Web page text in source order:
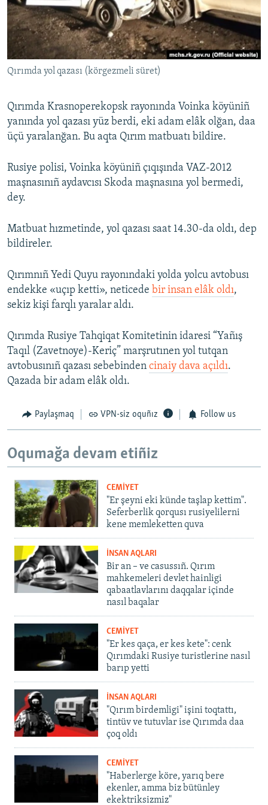
Русский
Українською
QOŞULIÑIZ!
RFE/RS bütün saytları
Qırımda yol qazası (körgezmeli süret)
Qırımda Krasnoperekopsk rayonında Voinka köyüniñ
yanında yol qazası yüz berdi, eki adam elâk olğan, daa
üçü yaralanğan. Bu aqta Qırım matbuatı bildire.
Rusiye polisi, Voinka köyüniñ çıqışında VAZ-2012
maşnasınıñ aydavcısı Skoda maşnasına yol bermedi,
dey.
Matbuat hızmetinde, yol qazası saat 14.30-da oldı, dep
bildireler.
Qırımnıñ Yedi Quyu rayonındaki yolda yolcu avtobusı
endekke «uçıp ketti», neticede bir insan elâk oldı,
sekiz kişi farqlı yaralar aldı.
Qırımda Rusiye Tahqiqat Komitetinin idaresi “Yañış
Taqıl (Zavetnoye)-Keriç” marşrutınen yol tutqan
avtobusınıñ qazası sebebinden cinaiy dava açıldı.
Qazada bir adam elâk oldı.
Paylaşmaq VPN-siz oquñız Follow us
Oqumağa devam etiñiz
CEMİYET
"Er şeyni eki künde taşlap kettim".
Seferberlik qorqusı rusiyelilerni
kene memleketten quva
İNSAN AQLARI
Bir an – ve casussıñ. Qırım
mahkemeleri devlet hainligi
qabaatlavlarını daqqalar içinde
nasıl baqalar
CEMİYET
"Er kes qaça, er kes kete": cenk
Qırımdaki Rusiye turistlerine nasıl
barıp yetti
İNSAN AQLARI
"Qırım birdemligi" işini toqtattı,
tintüv ve tutuvlar ise Qırımda daa
çoq oldı
CEMİYET
"Haberlerge köre, yarıq bere
ekenler, amma biz bütünley
ekektriksizmiz"